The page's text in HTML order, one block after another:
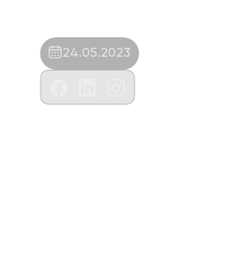
24.05.2023